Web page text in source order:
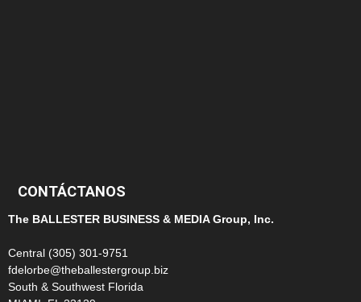
CONTÁCTANOS
The BALLESTER BUSINESS & MEDIA Group, Inc.
Central (305) 301-9751
fdelorbe@theballestergroup.biz
South & Southwest Florida